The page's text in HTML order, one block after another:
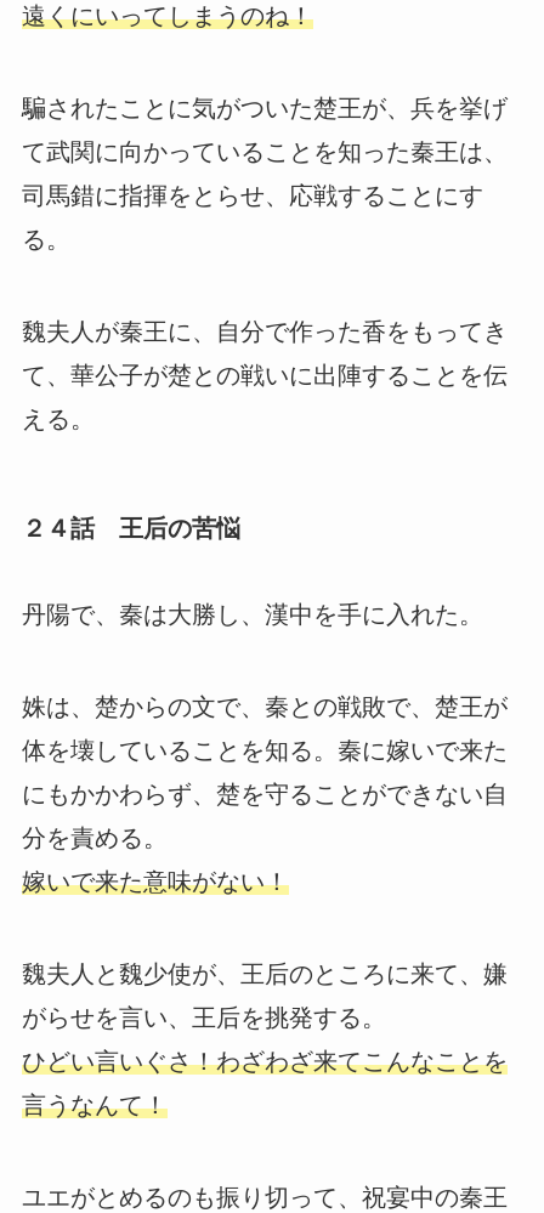
遠くにいってしまうのね！
騙されたことに気がついた楚王が、兵を挙げ
て武関に向かっていることを知った秦王は、
司馬錯に指揮をとらせ、応戦することにす
る。
魏夫人が秦王に、自分で作った香をもってき
て、華公子が楚との戦いに出陣することを伝
える。
２４話 王后の苦悩
丹陽で、秦は大勝し、漢中を手に入れた。
姝は、楚からの文で、秦との戦敗で、楚王が
体を壊していることを知る。秦に嫁いで来た
にもかかわらず、楚を守ることができない自
分を責める。
嫁いで来た意味がない！
魏夫人と魏少使が、王后のところに来て、嫌
がらせを言い、王后を挑発する。
ひどい言いぐさ！わざわざ来てこんなことを
言うなんて！
ユエがとめるのも振り切って、祝宴中の秦王